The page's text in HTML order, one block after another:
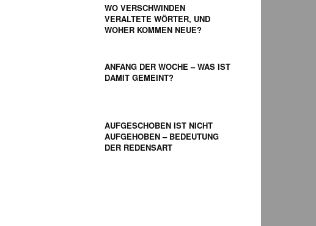
WO VERSCHWINDEN
VERALTETE WÖRTER, UND
WOHER KOMMEN NEUE?
ANFANG DER WOCHE – WAS IST
DAMIT GEMEINT?
AUFGESCHOBEN IST NICHT
AUFGEHOBEN – BEDEUTUNG
DER REDENSART